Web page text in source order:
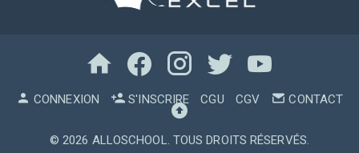
CONNEXION S'INSCRIRE CGU CGV CONTACT
© 2026 ALLOSCHOOL. TOUS DROITS RÉSERVÉS.